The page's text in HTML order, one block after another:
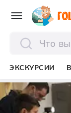
ЭКСКУРСИИ